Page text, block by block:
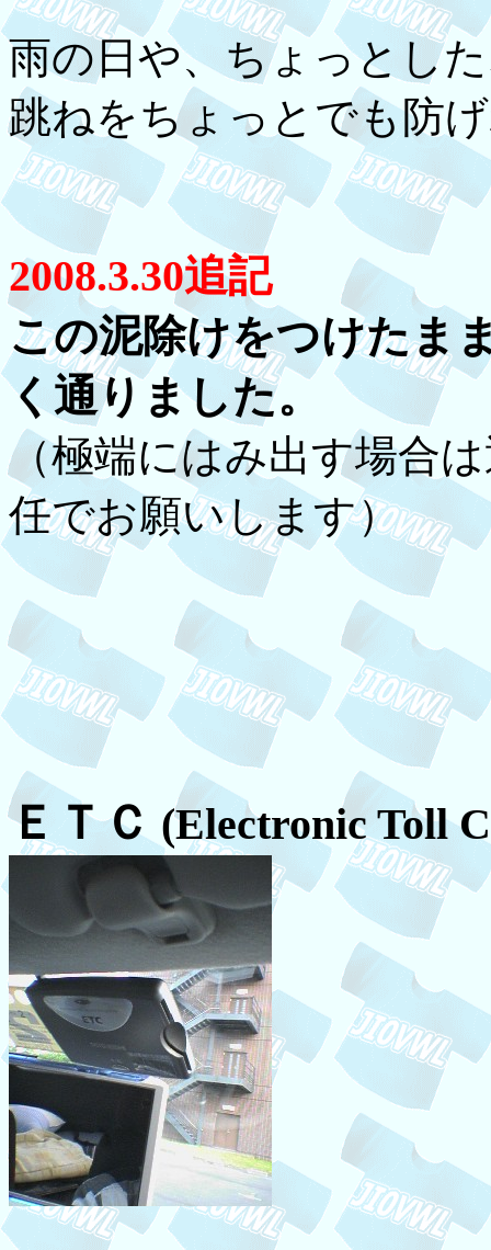
雨の日や、ちょっとし
跳ねをちょっとでも防
2008.3.30追記
この泥除けをつけたま
く通りました。
（極端にはみ出す場合
任でお願いします）
ＥＴＣ (Electronic Toll